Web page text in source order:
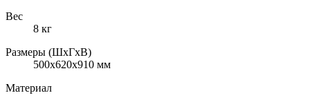
Вес
8 кг
Размеры (ШхГхВ)
500x620x910 мм
Материал